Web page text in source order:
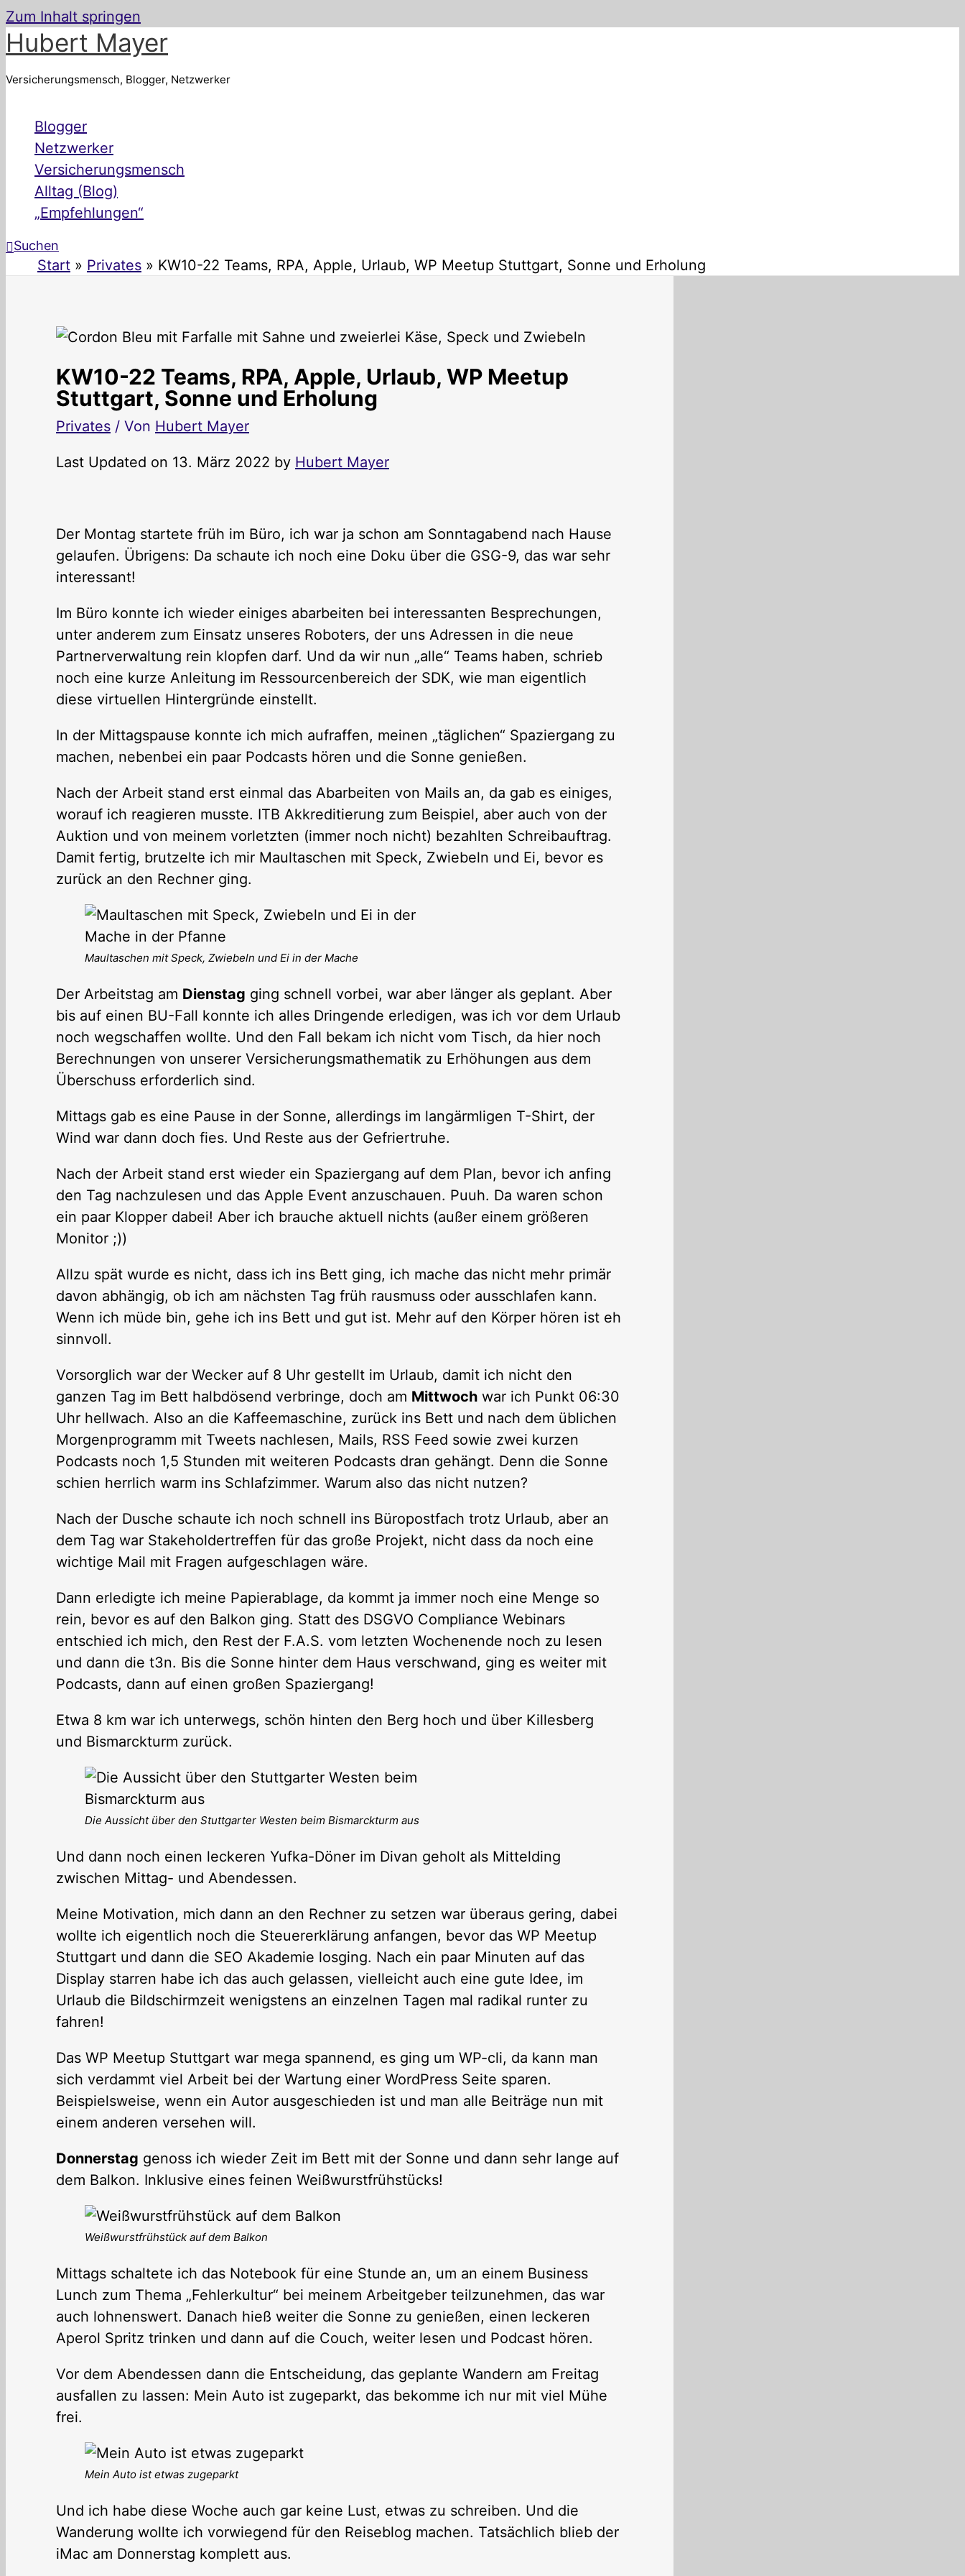
Zum Inhalt springen
Hubert Mayer
Versicherungsmensch, Blogger, Netzwerker
Blogger
Netzwerker
Versicherungsmensch
Alltag (Blog)
„Empfehlungen“
Suchen
Start Privates KW10-22 Teams, RPA, Apple, Urlaub, WP Meetup Stuttgart, Sonne und Erholung
KW10-22 Teams, RPA, Apple, Urlaub, WP Meetup
Stuttgart, Sonne und Erholung
Privates / Von Hubert Mayer
Last Updated on 13. März 2022 by Hubert Mayer
Der Montag startete früh im Büro, ich war ja schon am Sonntagabend nach Hause
gelaufen. Übrigens: Da schaute ich noch eine Doku über die GSG-9, das war sehr
interessant!
Im Büro konnte ich wieder einiges abarbeiten bei interessanten Besprechungen,
unter anderem zum Einsatz unseres Roboters, der uns Adressen in die neue
Partnerverwaltung rein klopfen darf. Und da wir nun „alle“ Teams haben, schrieb
noch eine kurze Anleitung im Ressourcenbereich der SDK, wie man eigentlich
diese virtuellen Hintergründe einstellt.
In der Mittagspause konnte ich mich aufraffen, meinen „täglichen“ Spaziergang zu
machen, nebenbei ein paar Podcasts hören und die Sonne genießen.
Nach der Arbeit stand erst einmal das Abarbeiten von Mails an, da gab es einiges,
worauf ich reagieren musste. ITB Akkreditierung zum Beispiel, aber auch von der
Auktion und von meinem vorletzten (immer noch nicht) bezahlten Schreibauftrag.
Damit fertig, brutzelte ich mir Maultaschen mit Speck, Zwiebeln und Ei, bevor es
zurück an den Rechner ging.
Maultaschen mit Speck, Zwiebeln und Ei in der Mache
Der Arbeitstag am Dienstag ging schnell vorbei, war aber länger als geplant. Aber
bis auf einen BU-Fall konnte ich alles Dringende erledigen, was ich vor dem Urlaub
noch wegschaffen wollte. Und den Fall bekam ich nicht vom Tisch, da hier noch
Berechnungen von unserer Versicherungsmathematik zu Erhöhungen aus dem
Überschuss erforderlich sind.
Mittags gab es eine Pause in der Sonne, allerdings im langärmligen T-Shirt, der
Wind war dann doch fies. Und Reste aus der Gefriertruhe.
Nach der Arbeit stand erst wieder ein Spaziergang auf dem Plan, bevor ich anfing
den Tag nachzulesen und das Apple Event anzuschauen. Puuh. Da waren schon
ein paar Klopper dabei! Aber ich brauche aktuell nichts (außer einem größeren
Monitor ;))
Allzu spät wurde es nicht, dass ich ins Bett ging, ich mache das nicht mehr primär
davon abhängig, ob ich am nächsten Tag früh rausmuss oder ausschlafen kann.
Wenn ich müde bin, gehe ich ins Bett und gut ist. Mehr auf den Körper hören ist eh
sinnvoll.
Vorsorglich war der Wecker auf 8 Uhr gestellt im Urlaub, damit ich nicht den
ganzen Tag im Bett halbdösend verbringe, doch am Mittwoch war ich Punkt 06:30
Uhr hellwach. Also an die Kaffeemaschine, zurück ins Bett und nach dem üblichen
Morgenprogramm mit Tweets nachlesen, Mails, RSS Feed sowie zwei kurzen
Podcasts noch 1,5 Stunden mit weiteren Podcasts dran gehängt. Denn die Sonne
schien herrlich warm ins Schlafzimmer. Warum also das nicht nutzen?
Nach der Dusche schaute ich noch schnell ins Büropostfach trotz Urlaub, aber an
dem Tag war Stakeholdertreffen für das große Projekt, nicht dass da noch eine
wichtige Mail mit Fragen aufgeschlagen wäre.
Dann erledigte ich meine Papierablage, da kommt ja immer noch eine Menge so
rein, bevor es auf den Balkon ging. Statt des DSGVO Compliance Webinars
entschied ich mich, den Rest der F.A.S. vom letzten Wochenende noch zu lesen
und dann die t3n. Bis die Sonne hinter dem Haus verschwand, ging es weiter mit
Podcasts, dann auf einen großen Spaziergang!
Etwa 8 km war ich unterwegs, schön hinten den Berg hoch und über Killesberg
und Bismarckturm zurück.
Die Aussicht über den Stuttgarter Westen beim Bismarckturm aus
Und dann noch einen leckeren Yufka-Döner im Divan geholt als Mittelding
zwischen Mittag- und Abendessen.
Meine Motivation, mich dann an den Rechner zu setzen war überaus gering, dabei
wollte ich eigentlich noch die Steuererklärung anfangen, bevor das WP Meetup
Stuttgart und dann die SEO Akademie losging. Nach ein paar Minuten auf das
Display starren habe ich das auch gelassen, vielleicht auch eine gute Idee, im
Urlaub die Bildschirmzeit wenigstens an einzelnen Tagen mal radikal runter zu
fahren!
Das WP Meetup Stuttgart war mega spannend, es ging um WP-cli, da kann man
sich verdammt viel Arbeit bei der Wartung einer WordPress Seite sparen.
Beispielsweise, wenn ein Autor ausgeschieden ist und man alle Beiträge nun mit
einem anderen versehen will.
Donnerstag genoss ich wieder Zeit im Bett mit der Sonne und dann sehr lange auf
dem Balkon. Inklusive eines feinen Weißwurstfrühstücks!
Weißwurstfrühstück auf dem Balkon
Mittags schaltete ich das Notebook für eine Stunde an, um an einem Business
Lunch zum Thema „Fehlerkultur“ bei meinem Arbeitgeber teilzunehmen, das war
auch lohnenswert. Danach hieß weiter die Sonne zu genießen, einen leckeren
Aperol Spritz trinken und dann auf die Couch, weiter lesen und Podcast hören.
Vor dem Abendessen dann die Entscheidung, das geplante Wandern am Freitag
ausfallen zu lassen: Mein Auto ist zugeparkt, das bekomme ich nur mit viel Mühe
frei.
Mein Auto ist etwas zugeparkt
Und ich habe diese Woche auch gar keine Lust, etwas zu schreiben. Und die
Wanderung wollte ich vorwiegend für den Reiseblog machen. Tatsächlich blieb der
iMac am Donnerstag komplett aus.